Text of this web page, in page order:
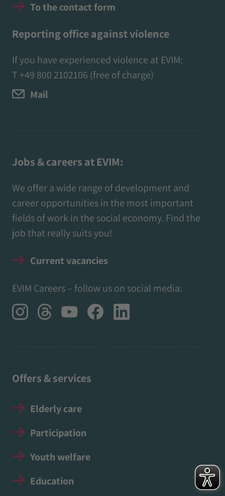
To the contact form
Reporting office against violence
If you have experienced violence at EVIM:
T +49 800 2102106 (free of charge)
Mail
Jobs & careers at EVIM:
We offer a wide range of development and
career opportunities in the most important
fields of work in the social economy. Find the
job that really suits you!
Current vacancies
EVIM Careers – follow us on social media:
Offers & services
Elderly care
Participation
Youth welfare
Education